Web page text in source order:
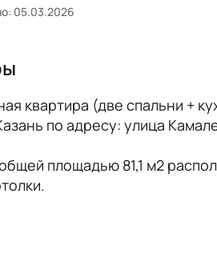
05.03.2026
квартира (две спальни +
по адресу: улица
площадью 81,1 м2